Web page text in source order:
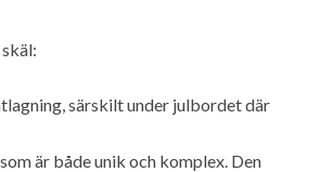
särskilt under julbordet där
är både unik och komplex. Den